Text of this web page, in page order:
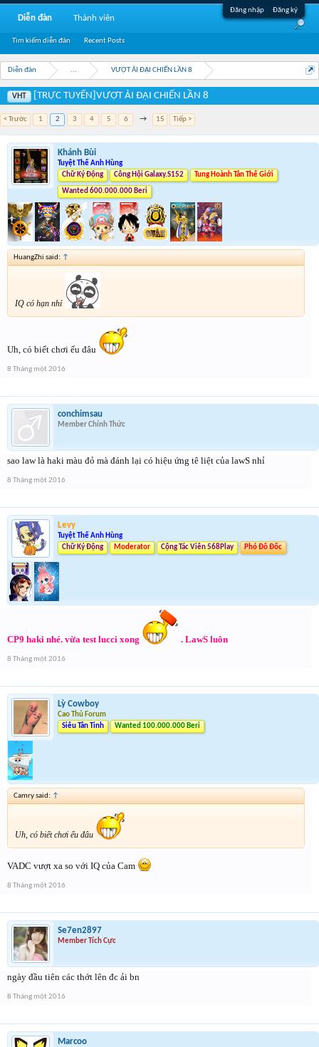
Đăng nhập Đăng ký
Diễn đàn ... VƯỢT ẢI ĐẠI CHIẾN LẦN 8
VHT [TRỰC TUYẾN]VƯỢT ẢI ĐẠI CHIẾN LẦN 8
< Trước 1 2 3 4 5 6 → 15 Tiếp >
Khánh Bùi
Tuyệt Thế Anh Hùng
Chữ Ký Động
Công Hội Galaxy.S152 Tung Hoành Tân Thế Giới
Wanted 600.000.000 Beri
HuangZhi said: ↑
IQ có hạn nhỉ
Uh, có biết chơi ếu đâu
8 Tháng một 2016
conchimsau
Member Chính Thức
sao law là haki màu đỏ mà đánh lại có hiệu ứng tê liệt của lawS nhỉ
8 Tháng một 2016
Levy
Tuyệt Thế Anh Hùng
Chữ Ký Động
Moderator Cộng Tác Viên 568Play Phó Đô Đốc
CP9 haki nhé. vừa test lucci xong . LawS luôn
8 Tháng một 2016
Lỳ Cowboy
Cao Thủ Forum
Siêu Tân Tinh
Wanted 100.000.000 Beri
Camry said: ↑
Uh, có biết chơi ếu đâu
VADC vượt xa so với IQ của Cam
8 Tháng một 2016
Se7en2897
Member Tích Cực
ngày đầu tiên các thớt lên đc ải bn
8 Tháng một 2016
Marcoo
Diễn đàn
Tìm kiếm diễn đàn Recent Posts
Thành viên